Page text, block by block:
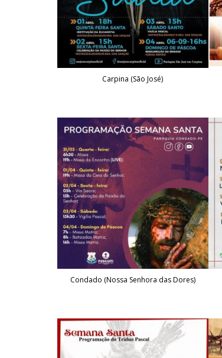
Carpina (São José)
Condado (Nossa Senhora das Dores)